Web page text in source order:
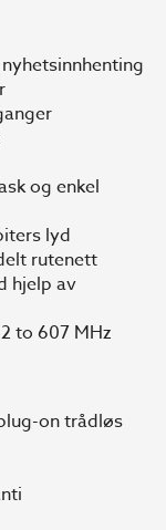
og enkel
lyd
rutenett
hjelp av
to 607 MHz
on trådløs